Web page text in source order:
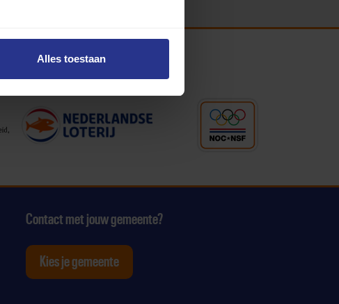
Alles toestaan
op Youtubeop Linkedin
Contact met jouw gemeente?
Kies je gemeente